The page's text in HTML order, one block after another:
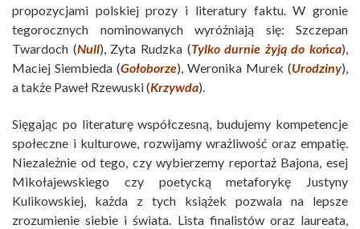
propozycjami polskiej prozy i literatury faktu. W gronie
tegorocznych nominowanych wyróżniają się: Szczepan
Twardoch (Null), Zyta Rudzka (Tylko durnie żyją do końca),
Maciej Siembieda (Gołoborze), Weronika Murek (Urodziny),
a także Paweł Rzewuski (Krzywda).
Sięgając po literaturę współczesną, budujemy kompetencje
społeczne i kulturowe, rozwijamy wrażliwość oraz empatię.
Niezależnie od tego, czy wybierzemy reportaż Bajona, esej
Mikołajewskiego czy poetycką metaforykę Justyny
Kulikowskiej, każda z tych książek pozwala na lepsze
zrozumienie siebie i świata. Lista finalistów oraz laureata,